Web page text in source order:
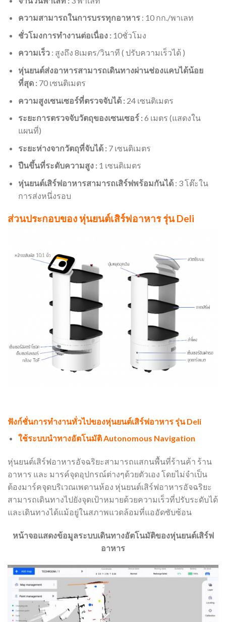
ความสามารถในการบรรทุกอาหาร: 10 กก./พาเลท
ชั่วโมงการทำงานต่อเนื่อง :10ชั่วโมง
ความเร็ว: สูงถึง 8เมตร/วินาที ( ปรับความเร็วได้ )
หุ่นยนต์ส่งอาหารสามารถเดินทางผ่านช่องแคบได้น้อย
ที่สุด :70 เซนติเมตร
ความสูงเซนเซอร์ที่ตรวจจับได้ :24 เซนติเมตร
ระยะการตรวจจับวัตถุของเซนเซอร์ :6 เมตร (แสดงใน
แผนที่)​
ระยะห่างจากวัตถุที่จับได้ :7 เซนติเมตร
ปีนขึ้นที่ระดับความสูง :1 เซนติเมตร​
หุ่นยนต์เสิร์ฟอาหารสามารถเสิร์ฟพร้อมกันได้: 3 โต๊ะใน
การส่งหนึ่งรอบ
ส่วนประกอบของ หุ่นยนต์เสิร์ฟอาหาร รุ่น Deli
ฟังก์ชั่นการทำงานทั่วไปของหุ่นยนต์เสิร์ฟอาหาร รุ่น Deli
ใช้ระบบนำทางอัตโนมัติAutonomous Navigation
หุ่นยนต์เสิร์ฟอาหารอัจฉริยะสามารถแสกนพื้นที่ร้านค้า ร้าน
อาหาร และ มารค์จุดอุปกรณ์ต่างๆด้วยตัวเอง โดยไม่จำเป็น
ต้องมาร์คจุดบริเวณเพดานห้อง หุ่นยนต์เสิร์ฟอาหารอัจฉริยะ
สามารถเดินทางไปยังจุดเป้าหมายด้วยความเร็วที่ปรับระดับได้
และเดินทางได้แม้อยู่ในสภาพแวดล้อมที่แออัดซับซ้อน
หน้าจอแสดงข้อมูลระบบเดินทางอัตโนมัติของหุ่นยนต์เสิร์ฟ
อาหาร